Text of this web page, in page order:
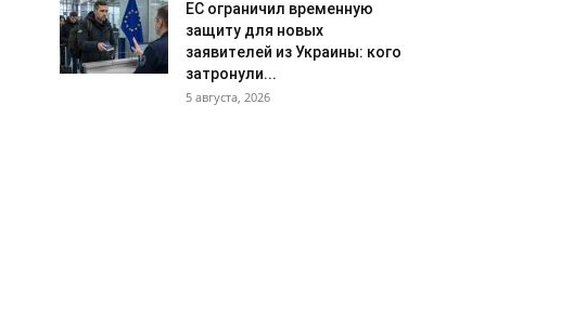
ЕС ограничил временную
защиту для новых
заявителей из Украины: кого
затронули...
5 августа, 2026